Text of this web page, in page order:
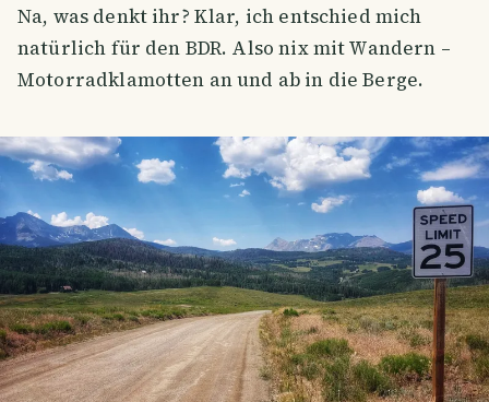
Na, was denkt ihr? Klar, ich entschied mich
natürlich für den BDR. Also nix mit Wandern –
Motorradklamotten an und ab in die Berge.